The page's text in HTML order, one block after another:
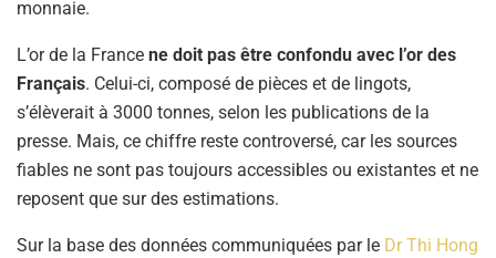
monnaie.
L’or de la France ne doit pas être confondu avec l’or des
Français. Celui-ci, composé de pièces et de lingots,
s’élèverait à 3000 tonnes, selon les publications de la
presse. Mais, ce chiffre reste controversé, car les sources
fiables ne sont pas toujours accessibles ou existantes et ne
reposent que sur des estimations.
Sur la base des données communiquées par le Dr Thi Hong